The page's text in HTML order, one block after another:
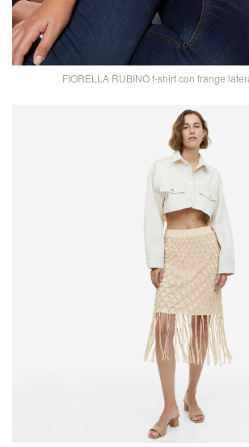
FIORELLA RUBINO t-shirt con frange